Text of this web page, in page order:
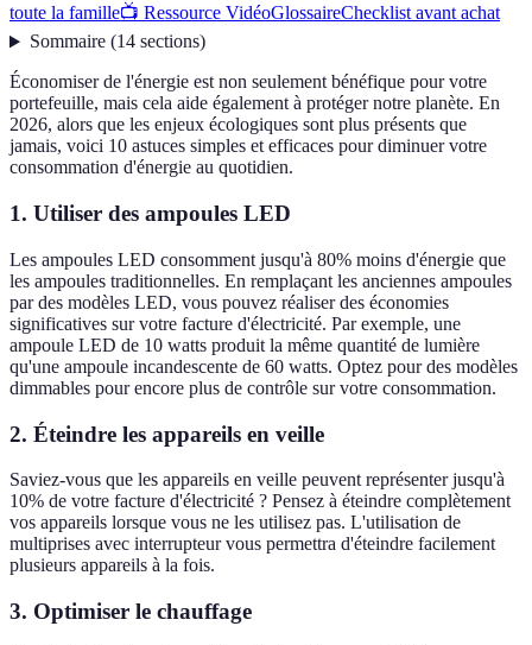
toute la famille📺 Ressource VidéoGlossaireChecklist avant achat
Sommaire(14 sections)
Économiser de l'énergie est non seulement bénéfique pour votre
portefeuille, mais cela aide également à protéger notre planète. En
2026, alors que les enjeux écologiques sont plus présents que
jamais, voici 10 astuces simples et efficaces pour diminuer votre
consommation d'énergie au quotidien.
1. Utiliser des ampoules LED
Les ampoules LED consomment jusqu'à 80% moins d'énergie que
les ampoules traditionnelles. En remplaçant les anciennes ampoules
par des modèles LED, vous pouvez réaliser des économies
significatives sur votre facture d'électricité. Par exemple, une
ampoule LED de 10 watts produit la même quantité de lumière
qu'une ampoule incandescente de 60 watts. Optez pour des modèles
dimmables pour encore plus de contrôle sur votre consommation.
2. Éteindre les appareils en veille
Saviez-vous que les appareils en veille peuvent représenter jusqu'à
10% de votre facture d'électricité ? Pensez à éteindre complètement
vos appareils lorsque vous ne les utilisez pas. L'utilisation de
multiprises avec interrupteur vous permettra d'éteindre facilement
plusieurs appareils à la fois.
3. Optimiser le chauffage